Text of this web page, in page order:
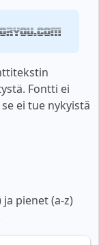
Fontti ei
ei tue nykyistä
pienet (a-z)